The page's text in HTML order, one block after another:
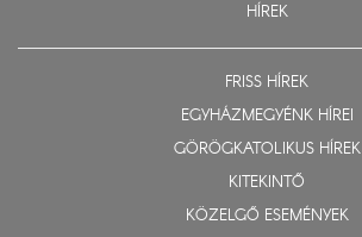
HÍREK
FRISS HÍREK
EGYHÁZMEGYÉNK HÍREI
GÖRÖGKATOLIKUS HÍREK
KITEKINTŐ
KÖZELGŐ ESEMÉNYEK